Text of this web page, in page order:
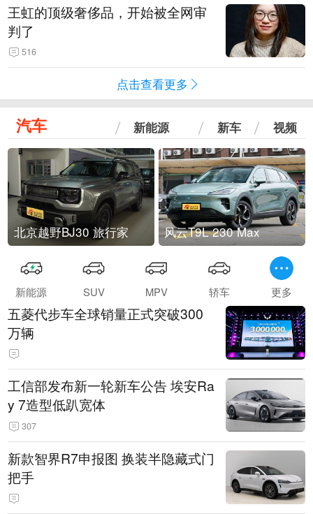
王虹的顶级奢侈品，开始被全网审
判了
516
点击查看更多
汽车 新能源 新车 视频
北京越野BJ30 旅行家 风云T9L 230 Max
新能源 SUV MPV 轿车 更多
五菱代步车全球销量正式突破300
万辆
工信部发布新一轮新车公告 埃安Ra
y 7造型低趴宽体
307
新款智界R7申报图 换装半隐藏式门
把手